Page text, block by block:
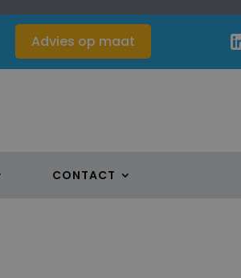
Advies op maat
CONTACT